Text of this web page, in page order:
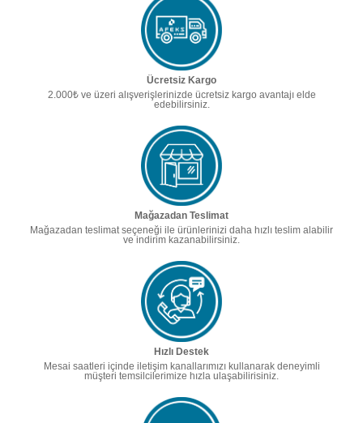
Ücretsiz Kargo
2.000₺ ve üzeri alışverişlerinizde ücretsiz kargo avantajı elde
edebilirsiniz.
Mağazadan Teslimat
Mağazadan teslimat seçeneği ile ürünlerinizi daha hızlı teslim alabilir
ve indirim kazanabilirsiniz.
Hızlı Destek
Mesai saatleri içinde iletişim kanallarımızı kullanarak deneyimli
müşteri temsilcilerimize hızla ulaşabilirisiniz.